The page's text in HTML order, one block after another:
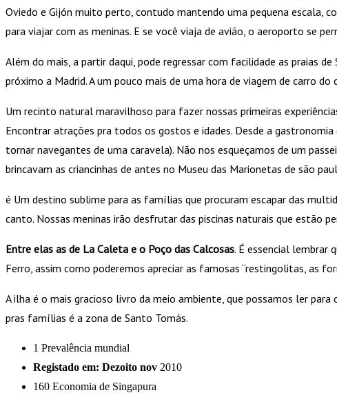
Oviedo e Gijón muito perto, contudo mantendo uma pequena escala,
para viajar com as meninas. E se você viaja de avião, o aeroporto se
Além do mais, a partir daqui, pode regressar com facilidade as praias
próximo a Madrid. A um pouco mais de uma hora de viagem de carro
Um recinto natural maravilhoso para fazer nossas primeiras
Encontrar atrações pra todos os gostos e idades. Desde a
tornar navegantes de uma caravela). Não nos esqueçamos de um
brincavam as criancinhas de antes no Museu das Marionetas de são
é Um destino sublime para as famílias que procuram escapar das
canto. Nossas meninas irão desfrutar das piscinas naturais que estão
Entre elas as de La Caleta e o Poço das Calcosas. É essencial lembrar
Ferro, assim como poderemos apreciar as famosas “restingolitas, as
A ilha é o mais gracioso livro da meio ambiente, que possamos ler
pras famílias é a zona de Santo Tomás.
1 Prevalência mundial
Registado em: Dezoito nov 2010
160 Economia de Singapura